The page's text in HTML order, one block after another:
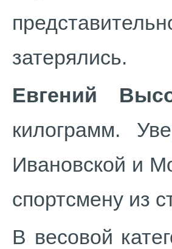
затерялись.
Евгений
килограмм.
Ивановской и
спортсмену из
В весовой